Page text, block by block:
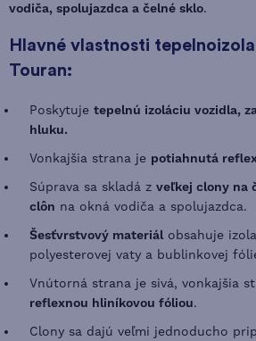
vodiča, spolujazdca a čelné sklo.
Hlavné vlastnosti
Touran:
Poskytuje tepelnú izoláciu vozidla,
hluku.
Vonkajšia strana je potiahnutá
Súprava sa skladá z veľkej clony na
clôn na okná vodiča a spolujazdca.
Šesťvrstvový materiálobsahuje
polyesterovej vaty a bublinkovej
Vnútorná strana je sivá, vonkajšia
reflexnou hliníkovou fóliou.
Clony sa dajú veľmi jednoducho